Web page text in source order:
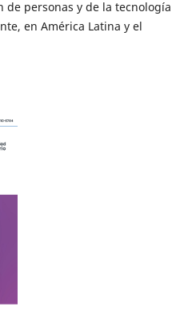
de personas y de la tecnología
en América Latina y el